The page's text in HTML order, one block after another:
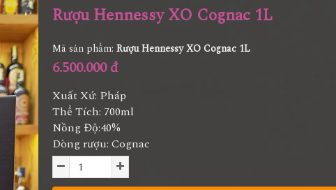
Rượu Hennessy XO Cognac 1L
Mã sản phẩm: Rượu Hennessy XO Cognac 1L
6.500.000 đ
Xuất Xứ: Pháp
Thể Tích: 700ml
Nồng Độ:40%
Dòng rượu: Cognac